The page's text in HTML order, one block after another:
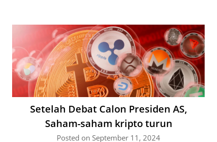
Setelah Debat Calon Presiden AS,
Saham-saham kripto turun
Posted on September 11, 2024